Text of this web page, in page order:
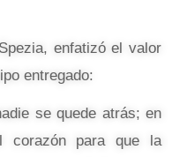
enfatizó el valor
entregado:
se quede atrás; en
corazón para que la